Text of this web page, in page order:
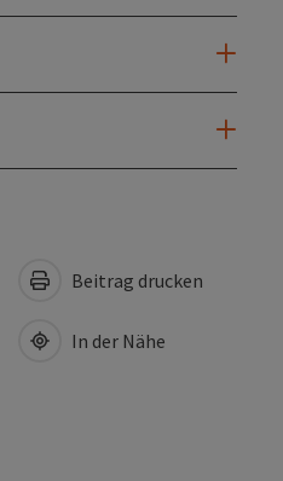
Beitrag drucken
In der Nähe